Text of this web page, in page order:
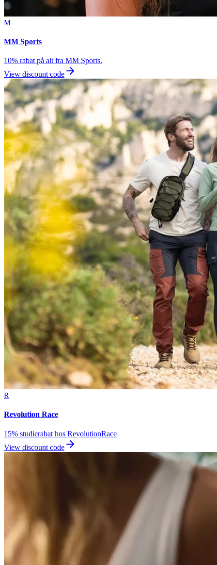
M
MM Sports
10% rabat på alt fra MM Sports.
View discount code
R
Revolution Race
15% studierabat hos RevolutionRace
View discount code